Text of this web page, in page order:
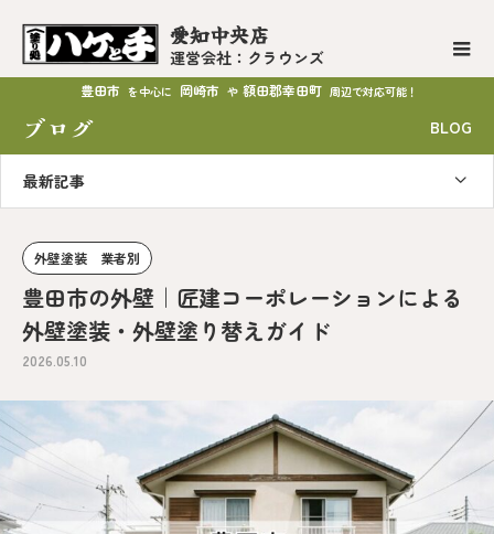
愛知中央店
運営会社：クラウンズ
豊田市 を中心に 岡崎市 や 額田郡幸田町 周辺で対応可能！
ブログ BLOG
最新記事
外壁塗装 業者別
豊田市の外壁｜匠建コーポレーションによる
外壁塗装・外壁塗り替えガイド
2026.05.10